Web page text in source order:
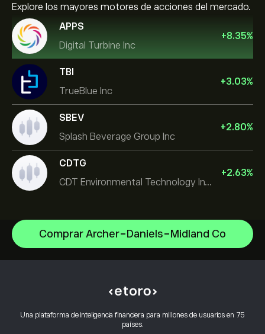
Explore los mayores motores de acciones del mercado.
APPS
Digital Turbine Inc
+8.35%
TBI
TrueBlue Inc
+3.03%
SBEV
Splash Beverage Group Inc
+2.80%
CDTG
CDT Environmental Technology Investment Holdings L
+2.63%
Comprar Archer-Daniels-Midland Co
Una plataforma de inteligencia financiera para millones de usuarios en 75
países.
Micron Technology, Inc.
JPMorgan Chase & Co
Constellation Energy Corp
Centro de ayuda
Abrir una cuenta
Cómo funciona el CopyTrading
¿Qué es el apalancamiento y el margen?
Por qué elegir eToro